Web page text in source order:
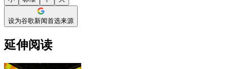
设为谷歌新闻首选来源
延伸阅读